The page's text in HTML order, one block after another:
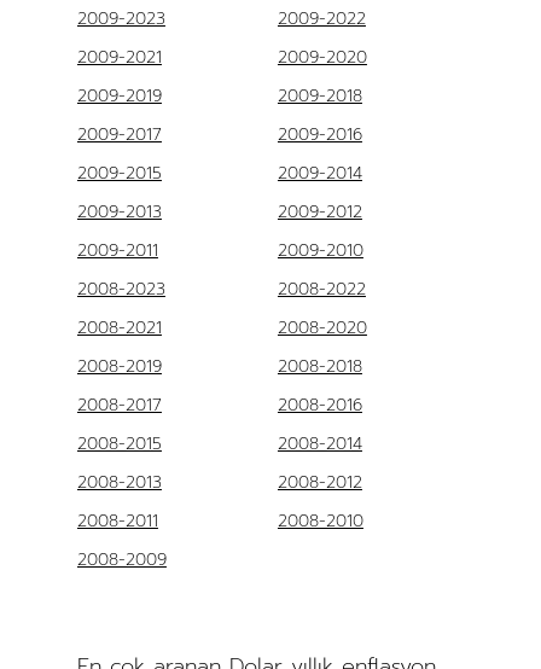
2009-2023
2009-2022
2009-2021
2009-2020
2009-2019
2009-2018
2009-2017
2009-2016
2009-2015
2009-2014
2009-2013
2009-2012
2009-2011
2009-2010
2008-2023
2008-2022
2008-2021
2008-2020
2008-2019
2008-2018
2008-2017
2008-2016
2008-2015
2008-2014
2008-2013
2008-2012
2008-2011
2008-2010
2008-2009